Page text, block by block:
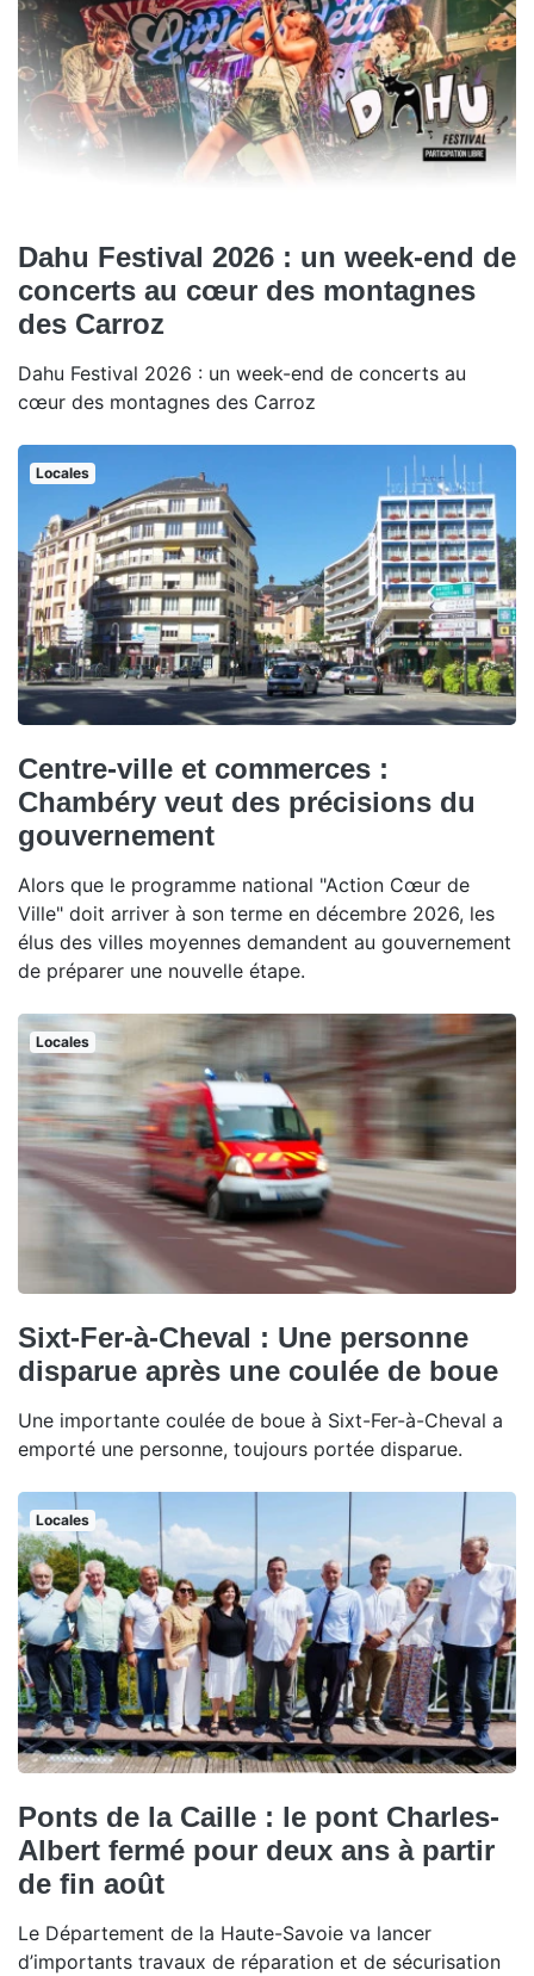
Dahu Festival 2026 : un week-end de
concerts au cœur des montagnes
des Carroz
Dahu Festival 2026 : un week-end de concerts au
cœur des montagnes des Carroz
Locales
Centre-ville et commerces :
Chambéry veut des précisions du
gouvernement
Alors que le programme national "Action Cœur de
Ville" doit arriver à son terme en décembre 2026, les
élus des villes moyennes demandent au gouvernement
de préparer une nouvelle étape.
Locales
Sixt-Fer-à-Cheval : Une personne
disparue après une coulée de boue
Une importante coulée de boue à Sixt-Fer-à-Cheval a
emporté une personne, toujours portée disparue.
Locales
Ponts de la Caille : le pont Charles-
Albert fermé pour deux ans à partir
de fin août
Le Département de la Haute-Savoie va lancer
d’importants travaux de réparation et de sécurisation